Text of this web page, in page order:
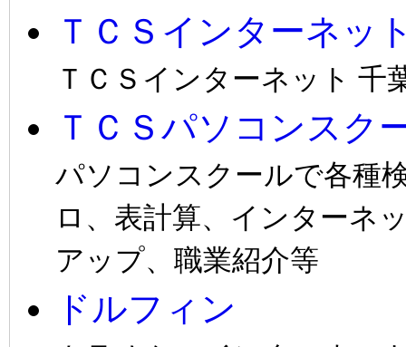
ＴＣＳインターネッ
ＴＣＳインターネット 千
ＴＣＳパソコンスク
パソコンスクールで各種
ロ、表計算、インターネ
アップ、職業紹介等
ドルフィン